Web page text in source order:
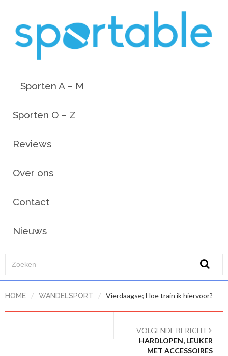
Sporten A – M
Sporten O – Z
Reviews
Over ons
Contact
Nieuws
HOME / WANDELSPORT / Vierdaagse; Hoe train ik hiervoor?
VOLGENDE BERICHT
HARDLOPEN, LEUKER
MET ACCESSOIRES